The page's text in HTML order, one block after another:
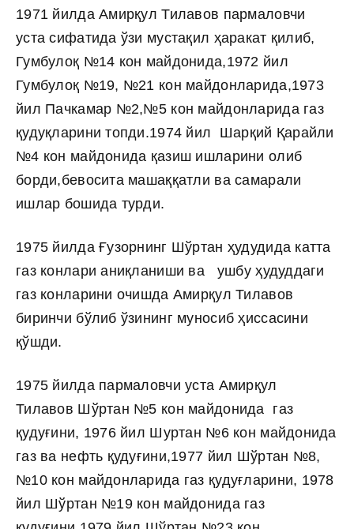
1971 йилда Амирқул Тилавов пармаловчи
уста сифатида ўзи мустақил ҳаракат қилиб,
Гумбулоқ №14 кон майдонида,1972 йил
Гумбулоқ №19, №21 кон майдонларида,1973
йил Пачкамар №2,№5 кон майдонларида газ
қудуқларини топди.1974 йил Шарқий Қарайли
№4 кон майдонида қазиш ишларини олиб
борди,бевосита машаққатли ва самарали
ишлар бошида турди.
1975 йилда Ғузорнинг Шўртан ҳудудида катта
газ конлари аниқланиши ва ушбу ҳудуддаги
газ конларини очишда Амирқул Тилавов
биринчи бўлиб ўзининг муносиб ҳиссасини
қўшди.
1975 йилда пармаловчи уста Амирқул
Тилавов Шўртан №5 кон майдонида газ
қудуғини, 1976 йил Шуртан №6 кон майдонида
газ ва нефть қудуғини,1977 йил Шўртан №8,
№10 кон майдонларида газ қудуғларини, 1978
йил Шўртан №19 кон майдонида газ